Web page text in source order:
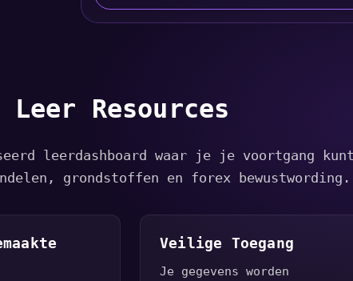
t
+
Resources
leerdashboard waar je je voortgang kunt
grondstoffen en forex bewustwording.
Veilige Toegang
Je gegevens worden